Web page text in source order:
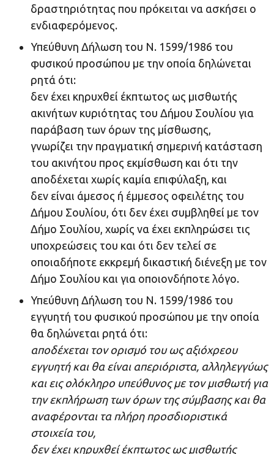
δραστηριότητας που πρόκειται να ασκήσει ο
ενδιαφερόμενος.
Υπεύθυνη Δήλωση του Ν. 1599/1986 του
φυσικού προσώπου με την οποία δηλώνεται
ρητά ότι:
δεν έχει κηρυχθεί έκπτωτος ως μισθωτής
ακινήτων κυριότητας του Δήμου Σουλίου για
παράβαση των όρων της μίσθωσης,
γνωρίζει την πραγματική σημερινή κατάσταση
του ακινήτου προς εκμίσθωση και ότι την
αποδέχεται χωρίς καμία επιφύλαξη, και
δεν είναι άμεσος ή έμμεσος οφειλέτης του
Δήμου Σουλίου, ότι δεν έχει συμβληθεί με τον
Δήμο Σουλίου, χωρίς να έχει εκπληρώσει τις
υποχρεώσεις του και ότι δεν τελεί σε
οποιαδήποτε εκκρεμή δικαστική διένεξη με τον
Δήμο Σουλίου και για οποιονδήποτε λόγο.
Υπεύθυνη Δήλωση του Ν. 1599/1986 του
εγγυητή του φυσικού προσώπου με την οποία
θα δηλώνεται ρητά ότι:
αποδέχεται τον ορισμό του ως αξιόχρεου
εγγυητή και θα είναι απεριόριστα, αλληλεγγύως
και εις ολόκληρο υπεύθυνος με τον μισθωτή για
την εκπλήρωση των όρων της σύμβασης και θα
αναφέρονται τα πλήρη προσδιοριστικά
στοιχεία του,
δεν έχει κηρυχθεί έκπτωτος ως μισθωτής